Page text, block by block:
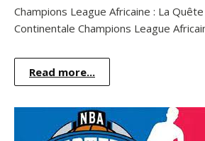
Champions League Africaine : La
Continentale Champions League
Read more...